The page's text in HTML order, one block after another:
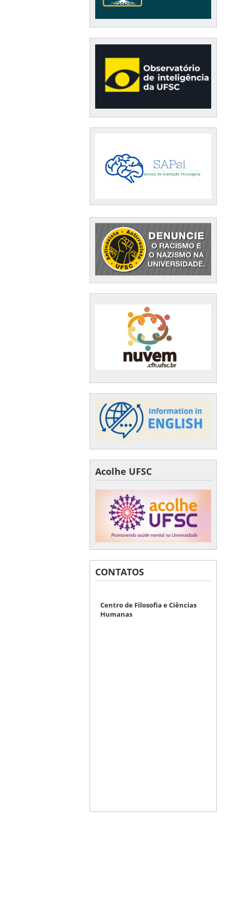
Acolhe UFSC
CONTATOS
Centro de Filosofia e Ciências
Humanas